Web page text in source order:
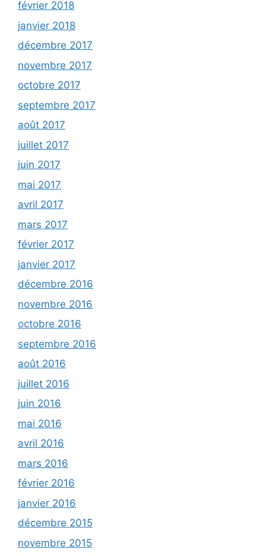
février 2018
janvier 2018
décembre 2017
novembre 2017
octobre 2017
septembre 2017
août 2017
juillet 2017
juin 2017
mai 2017
avril 2017
mars 2017
février 2017
janvier 2017
décembre 2016
novembre 2016
octobre 2016
septembre 2016
août 2016
juillet 2016
juin 2016
mai 2016
avril 2016
mars 2016
février 2016
janvier 2016
décembre 2015
novembre 2015